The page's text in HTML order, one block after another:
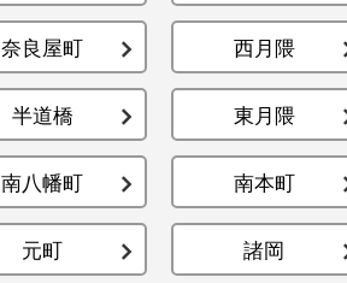
奈良屋町 西月隈
半道橋 東月隈
南八幡町 南本町
元町 諸岡